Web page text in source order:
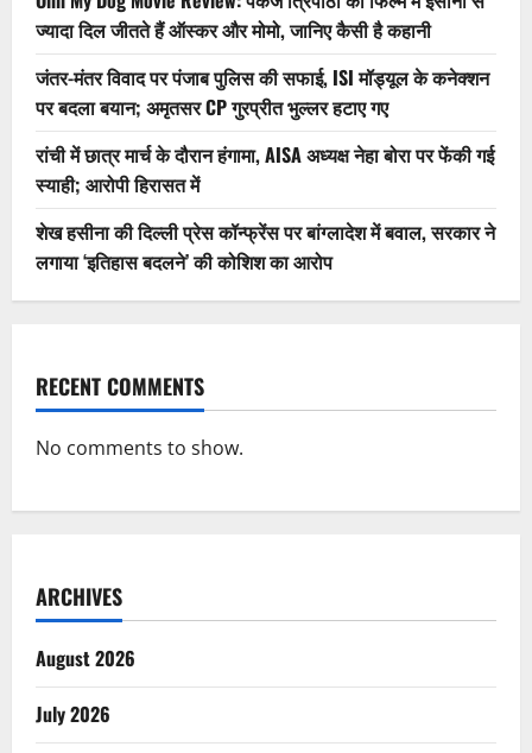
ज्यादा दिल जीतते हैं ऑस्कर और मोमो, जानिए कैसी है कहानी
जंतर-मंतर विवाद पर पंजाब पुलिस की सफाई, ISI मॉड्यूल के कनेक्शन
पर बदला बयान; अमृतसर CP गुरप्रीत भुल्लर हटाए गए
रांची में छात्र मार्च के दौरान हंगामा, AISA अध्यक्ष नेहा बोरा पर फेंकी गई
स्याही; आरोपी हिरासत में
शेख हसीना की दिल्ली प्रेस कॉन्फ्रेंस पर बांग्लादेश में बवाल, सरकार ने
लगाया ‘इतिहास बदलने’ की कोशिश का आरोप
RECENT COMMENTS
No comments to show.
ARCHIVES
August 2026
July 2026